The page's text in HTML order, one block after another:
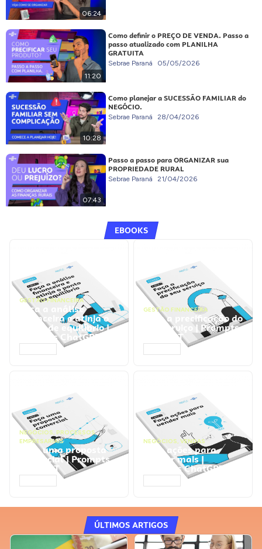
06:24
11:20
Como definir o PREÇO DE VENDA. Passo a
passo atualizado com PLANILHA
GRATUITA
Sebrae Paraná 05/05/2026
10:28
Como planejar a SUCESSÃO FAMILIAR do
NEGÓCIO.
Sebrae Paraná 28/04/2026
07:43
Passo a passo para ORGANIZAR sua
PROPRIEDADE RURAL
Sebrae Paraná 21/04/2026
EBOOKS
GESTÃO FINANCEIRA
Faça a análise
financeira e atinja o
ponto de equilíbrio |
Prompts ChatGPT
GESTÃO FINANCEIRA
Faça a precificação do
seu serviço | Prompts
ChatGPT
NEGÓCIOS, PROCESSOS
EMPRESARIAIS
Faça uma proposta
comercial | Prompts
ChatGPT
NEGÓCIOS, VENDAS
Faça ações para
vender mais |
Prompts ChatGPT
ÚLTIMOS ARTIGOS